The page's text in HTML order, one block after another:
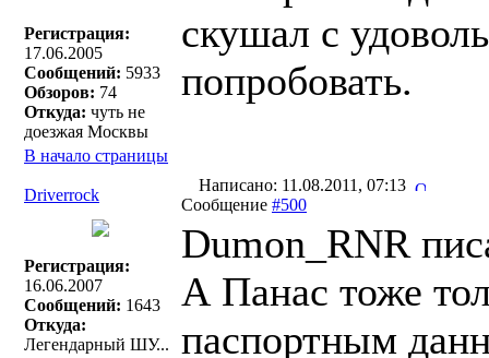
Регистрация:
17.06.2005
Сообщений: 5933
Обзоров: 74
Откуда: чуть не
доезжая Москвы
скушал с
попробовать.
В начало страницы
Driverrock
Написано: 11.08.2011, 07:13
Сообщение #500
Регистрация:
16.06.2007
Сообщений: 1643
Откуда:
Легендарный ШУ...
Dumon_RNR
А Панас тоже
паспортным